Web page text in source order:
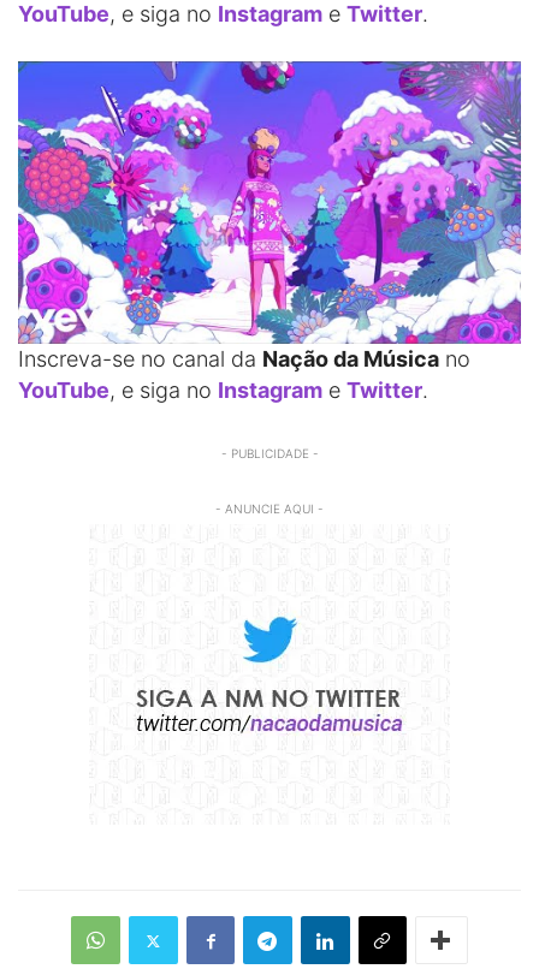
YouTube, e siga no Instagram e Twitter.
Inscreva-se no canal da Nação da Música no
YouTube, e siga no Instagram e Twitter.
- PUBLICIDADE -
- ANUNCIE AQUI -